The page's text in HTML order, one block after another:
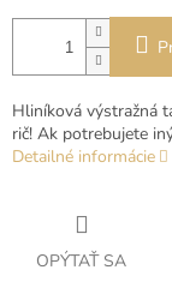
Hliníková výstražná
rič! Ak potrebujete
Detailné informácie
OPÝTAŤ SA